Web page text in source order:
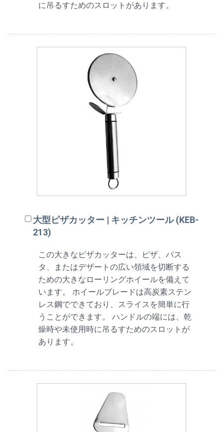
に吊るすためのスロットがあります。
大型ピザカッター | キッチンツール (KEB-
213)
この大きなピザカッターは、ピザ、パス
タ、またはデザートの広い領域を切断する
ための大きなローリングホイールを備えて
います。 ホイールブレードは高炭素ステン
レス鋼でできており、スライスを簡単に行
うことができます。 ハンドルの端には、乾
燥時や未使用時に吊るすためのスロットが
あります。